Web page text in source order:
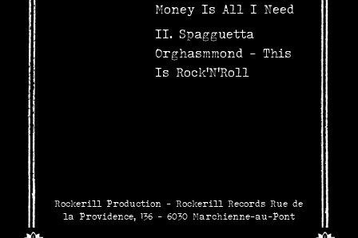
Money Is All I Need
Spagguetta
Orghasmmond - This
Is Rock'N'Roll
Rockerill Production - Rockerill Records Rue de
la Providence, 136 - 6030 Marchienne-au-Pont